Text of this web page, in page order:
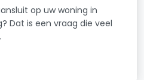
op uw woning in
Dat is een vraag die veel